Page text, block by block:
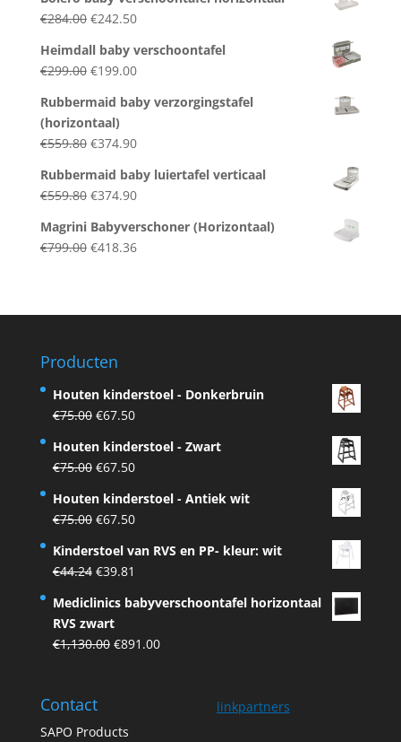
was:
€324.00.
is:
€257.50.
€284.00 Original
was:
€284.00.
€242.50Current
is:
€242.50.
Heimdall baby verschoontafel
€299.00 Original
was:
€299.00.
€199.00Current
is:
Rubbermaid baby verzorgingstafel
(horizontaal)
€559.80 Original
was:
€559.80.
€374.90Current
is:
€374.90.
Rubbermaid baby luiertafel verticaal
€559.80 Original
was:
€559.80.
€374.90Current
is:
€374.90.
Magrini Babyverschoner (Horizontaal)
€799.00 Original
€418.36Current
Producten
Houten kinderstoel - Donkerbruin
€75.00 Original
was:
€75.00.
€67.50Current
is:
€67.50.
Houten kinderstoel - Zwart
€75.00 Original
was:
€75.00.
€67.50Current
is:
€67.50.
Houten kinderstoel - Antiek wit
€75.00 Original
was:
€75.00.
€67.50Current
is:
Kinderstoel van RVS en PP- kleur: wit
€44.24 Original
was:
€44.24.
€39.81
is:
Mediclinics babyverschoontafel horizontaal
RVS zwart
€1,130.00 Original
€891.00Current
Contact
SAPO Products
linkpartners